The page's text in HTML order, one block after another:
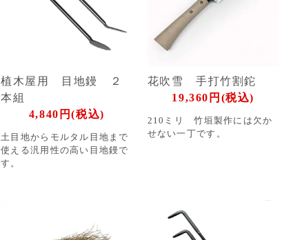
植木屋用 目地鏝 ２
本組
4,840円(税込)
土目地からモルタル目地まで
使える汎用性の高い目地鏝で
す。
花吹雪 手打竹割鉈
19,360円(税込)
210ミリ 竹垣製作には欠か
せない一丁です。